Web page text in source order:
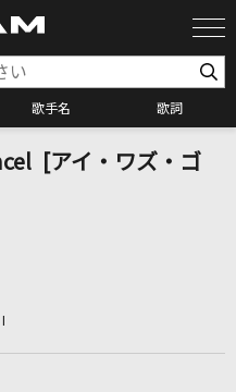
歌手名 歌詞
検索
エスト
[アイ・ワズ・ゴ